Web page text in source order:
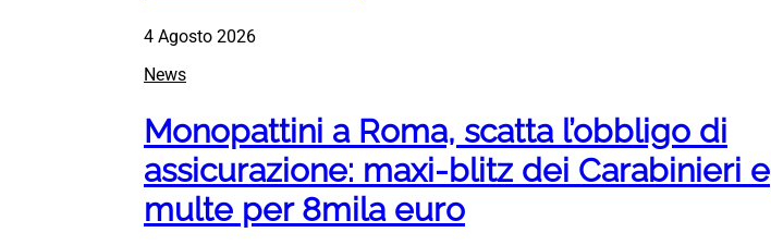
4 Agosto 2026
News
Monopattini a Roma, scatta l’obbligo di
assicurazione: maxi-blitz dei Carabinieri e
multe per 8mila euro